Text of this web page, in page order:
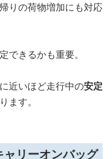
りの荷物増加にも対応
できるかも重要。
近いほど走行中の安定
ます。
リーオンバッグ